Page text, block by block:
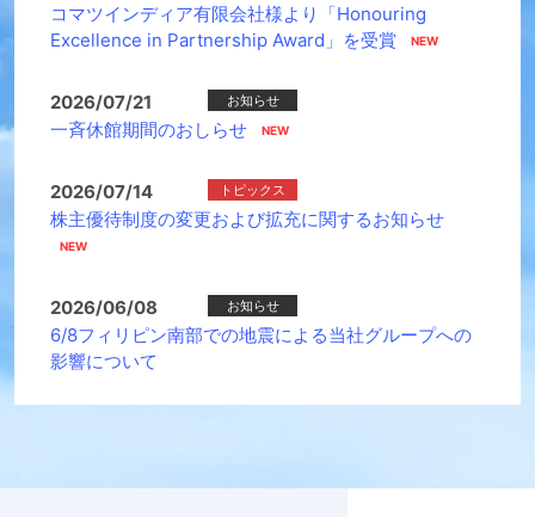
コマツインディア有限会社様より「Honouring
Excellence in Partnership Award」を受賞
2026/07/21 お知らせ
一斉休館期間のおしらせ
2026/07/14 トピックス
株主優待制度の変更および拡充に関するお知らせ
2026/06/08 お知らせ
6/8フィリピン南部での地震による当社グループへの
影響について